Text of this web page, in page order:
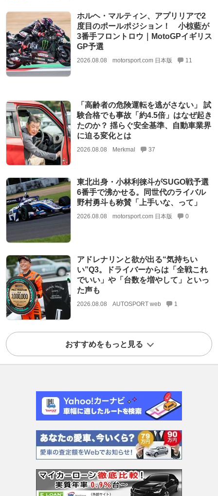
ホルヘ・マルティン、アプリリアで2
度目のポールポジション！ 小椋藍が
3番手フロントロウ｜MotoGPイギリス
GP予選
2026.08.08 motorsport.com 日本版 11
「高齢者の危険運転を逃がさない」 試
験合格でも事故「約4.5倍」はなぜ起き
たのか？ 揺らぐ安全基準、自動車業界
に迫る変化とは
2026.08.08 Merkmal 37
東北出身・小林利徠斗がSUGO戦予選
6番手で沸かせる。同世代のライバル
野村勇斗も称賛「上手いな、って」
2026.08.08 motorsport.com 日本版 0
アドレナリンと欲が出る“気持ちい
い”Q3。ドライバーからは「全戦これ
でいい」や「台数を増やして」といっ
た声も
2026.08.08 AUTOSPORT web 1
おすすめをもっと見る